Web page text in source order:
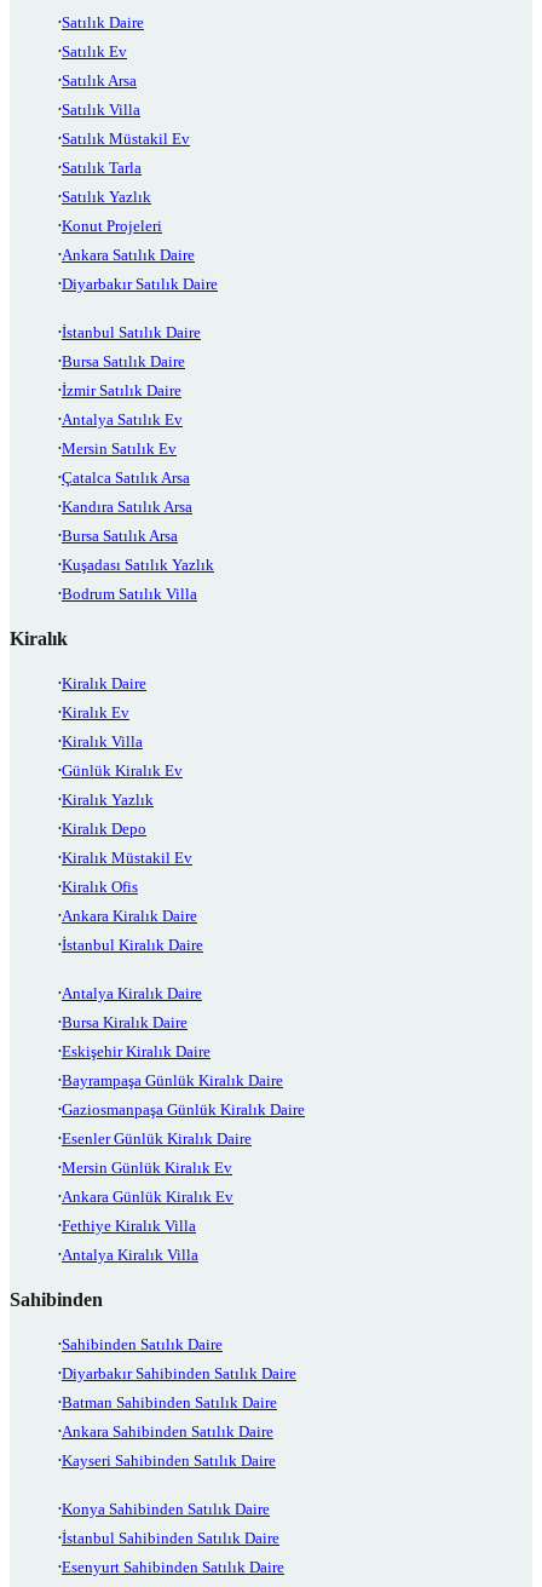
Satılık Daire
Satılık Ev
Satılık Arsa
Satılık Villa
Satılık Müstakil Ev
Satılık Tarla
Satılık Yazlık
Konut Projeleri
Ankara Satılık Daire
Diyarbakır Satılık Daire
İstanbul Satılık Daire
Bursa Satılık Daire
İzmir Satılık Daire
Antalya Satılık Ev
Mersin Satılık Ev
Çatalca Satılık Arsa
Kandıra Satılık Arsa
Bursa Satılık Arsa
Kuşadası Satılık Yazlık
Bodrum Satılık Villa
Kiralık
Kiralık Daire
Kiralık Ev
Kiralık Villa
Günlük Kiralık Ev
Kiralık Yazlık
Kiralık Depo
Kiralık Müstakil Ev
Kiralık Ofis
Ankara Kiralık Daire
İstanbul Kiralık Daire
Antalya Kiralık Daire
Bursa Kiralık Daire
Eskişehir Kiralık Daire
Bayrampaşa Günlük Kiralık Daire
Gaziosmanpaşa Günlük Kiralık Daire
Esenler Günlük Kiralık Daire
Mersin Günlük Kiralık Ev
Ankara Günlük Kiralık Ev
Fethiye Kiralık Villa
Antalya Kiralık Villa
Sahibinden
Sahibinden Satılık Daire
Diyarbakır Sahibinden Satılık Daire
Batman Sahibinden Satılık Daire
Ankara Sahibinden Satılık Daire
Kayseri Sahibinden Satılık Daire
Konya Sahibinden Satılık Daire
İstanbul Sahibinden Satılık Daire
Esenyurt Sahibinden Satılık Daire